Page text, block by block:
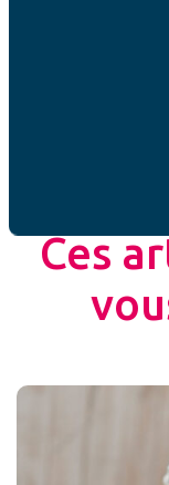
Ces